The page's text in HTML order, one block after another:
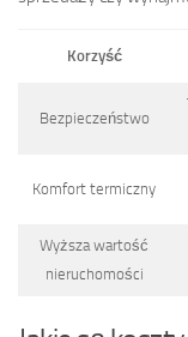
Korzyść
Bezpieczeństwo
Komfort termiczny
Wyższa wartość
nieruchomości